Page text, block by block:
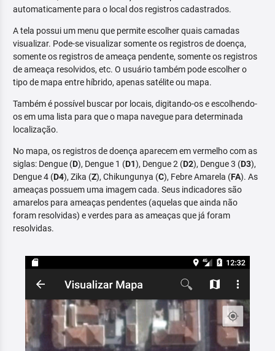
automaticamente para o local dos registros cadastrados.
A tela possui um menu que permite escolher quais camadas
visualizar. Pode-se visualizar somente os registros de doença,
somente os registros de ameaça pendente, somente os registros
de ameaça resolvidos, etc. O usuário também pode escolher o
tipo de mapa entre híbrido, apenas satélite ou mapa.
Também é possível buscar por locais, digitando-os e escolhendo-
os em uma lista para que o mapa navegue para determinada
localização.
No mapa, os registros de doença aparecem em vermelho com as
siglas: Dengue (D), Dengue 1 (D1), Dengue 2 (D2), Dengue 3 (D3),
Dengue 4 (D4), Zika (Z), Chikungunya (C), Febre Amarela (FA). As
ameaças possuem uma imagem cada. Seus indicadores são
amarelos para ameaças pendentes (aquelas que ainda não
foram resolvidas) e verdes para as ameaças que já foram
resolvidas.